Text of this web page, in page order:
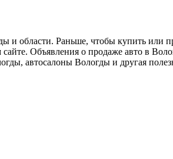
и области. Раньше, чтобы купить или
Объявления о продаже авто в
автосалоны Вологды и другая